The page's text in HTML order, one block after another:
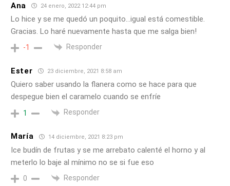
Ana 24 enero, 2022 12:44 pm
Lo hice y se me quedó un poquito…igual está comestible.
Gracias. Lo haré nuevamente hasta que me salga bien!
-1 Responder
Ester 23 diciembre, 2021 8:58 am
Quiero saber usando la flanera como se hace para que
despegue bien el caramelo cuando se enfríe
1 Responder
María 14 diciembre, 2021 8:23 pm
Ice budín de frutas y se me arrebato calenté el horno y al
meterlo lo baje al mínimo no se si fue eso
0 Responder